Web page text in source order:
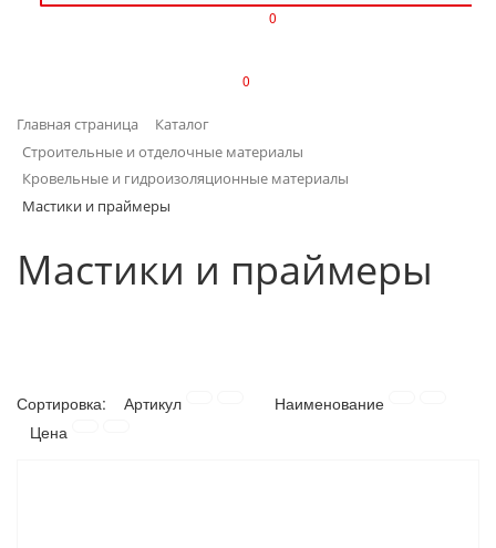
ИНТЕРЬЕР
КАНЦТОВАРЫ
НАСОСНОЕ ОБОРУДОВАНИЕ
0
0
Главная страница
Каталог
Строительные и отделочные материалы
Кровельные и гидроизоляционные материалы
Мастики и праймеры
Мастики и праймеры
Сортировка: Артикул
Наименование
Цена